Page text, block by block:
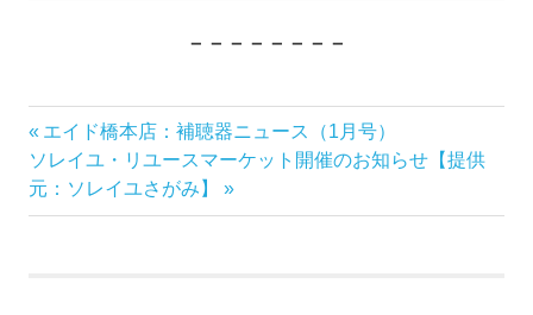
－－－－－－－－
投
稿
前
の
記
事:
エイド橋本店：補聴器ニュース（1月号）
次
の
記
ソレイユ・リユースマーケット開催のお知らせ【提供
元：ソレイユさがみ】